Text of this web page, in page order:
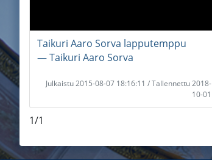
Taikuri Aaro Sorva lapputemppu
― Taikuri Aaro Sorva
Julkaistu 2015-08-07 18:16:11 / Tallennettu 2018-
10-01
1/1